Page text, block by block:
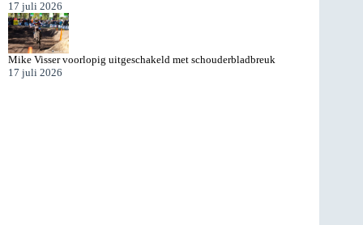
17 juli 2026
Mike Visser voorlopig uitgeschakeld met schouderbladbreuk
17 juli 2026